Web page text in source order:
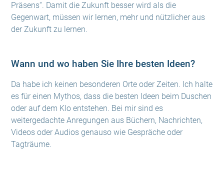
Präsens“. Damit die Zukunft besser wird als die
Gegenwart, müssen wir lernen, mehr und nützlicher aus
der Zukunft zu lernen.
Wann und wo haben Sie Ihre besten Ideen?
Da habe ich keinen besonderen Orte oder Zeiten. Ich halte
es für einen Mythos, dass die besten Ideen beim Duschen
oder auf dem Klo entstehen. Bei mir sind es
weitergedachte Anregungen aus Büchern, Nachrichten,
Videos oder Audios genauso wie Gespräche oder
Tagträume.